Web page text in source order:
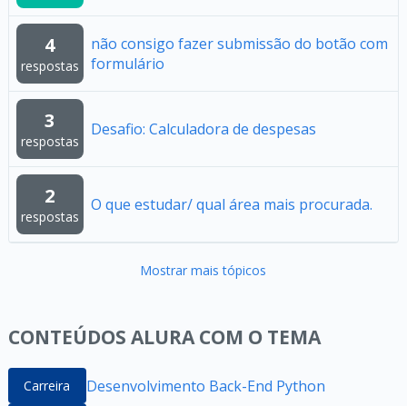
4
respostas
não consigo fazer submissão do botão com
formulário
3
respostas
Desafio: Calculadora de despesas
2
respostas
O que estudar/ qual área mais procurada.
Mostrar mais tópicos
CONTEÚDOS ALURA COM O TEMA
Carreira Desenvolvimento Back-End Python